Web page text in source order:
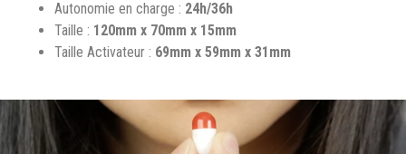
Autonomie en charge : 24h/36h
Taille : 120mm x 70mm x 15mm
Taille Activateur : 69mm x 59mm x 31mm